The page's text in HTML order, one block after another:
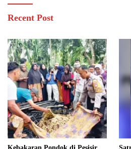
Recent Post